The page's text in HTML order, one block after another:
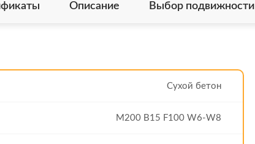
Описание Выбор подвижности
Сухой бетон
М200 В15 F100 W6-W8